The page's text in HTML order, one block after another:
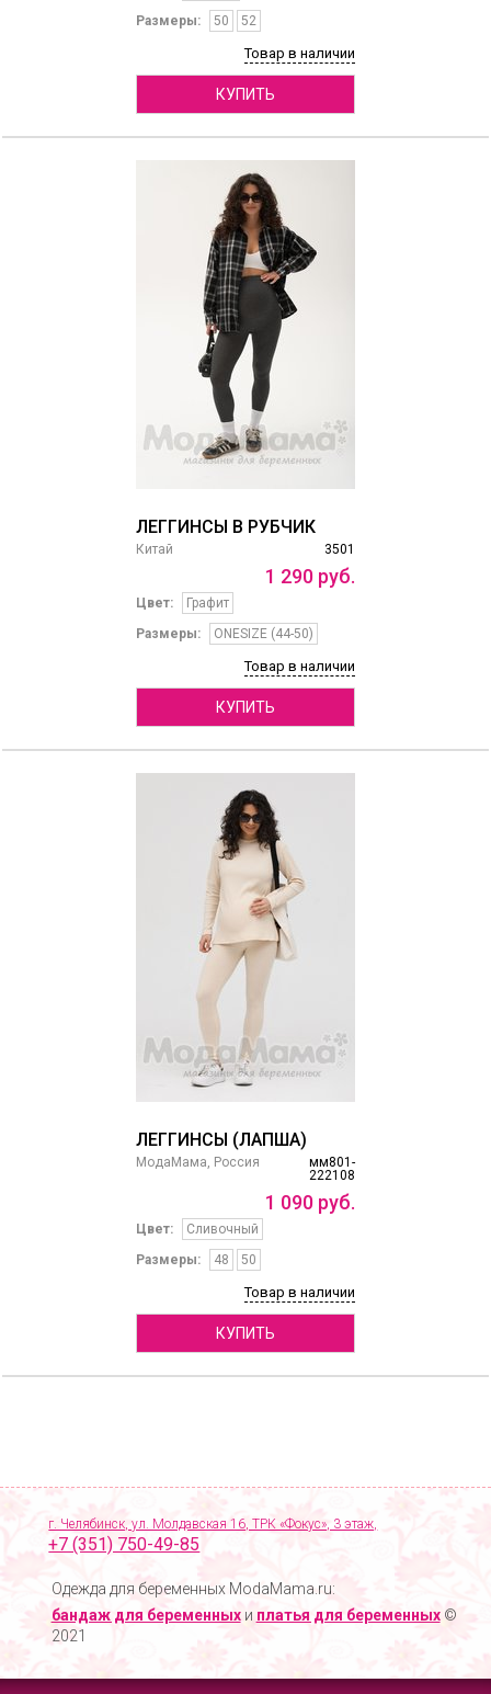
Размеры:
50 52
Товар в наличии
КУПИТЬ
ЛЕГГИНСЫ В РУБЧИК
3501
Китай
1 290 руб.
Цвет:
Графит
Размеры:
ONESIZE (44-50)
Товар в наличии
КУПИТЬ
ЛЕГГИНСЫ (ЛАПША)
мм801-
222108
МодаМама, Россия
1 090 руб.
Цвет:
Сливочный
Размеры:
48 50
Товар в наличии
КУПИТЬ
г. Челябинск, ул. Молдавская 16, ТРК «Фокус», 3 этаж,
+7 (351) 750-49-85
Одежда для беременных ModaMama.ru:
бандаж для беременныхи платья для беременных©
2021